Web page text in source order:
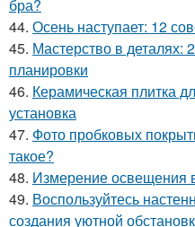
бра?
44. Осень наступает: 12
45. Мастерство в деталях:
планировки
46. Керамическая плитка
установка
47. Фото пробковых
такое?
48. Измерение освещения
49. Воспользуйтесь
создания уютной